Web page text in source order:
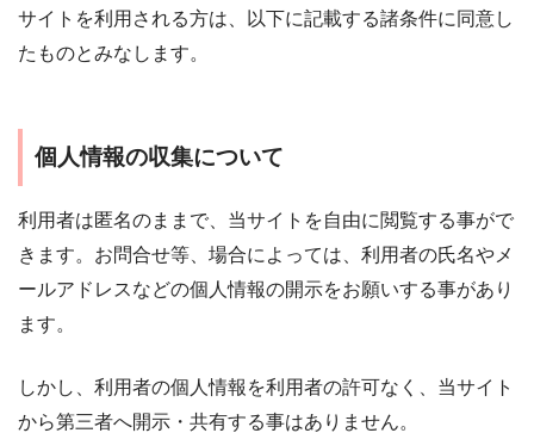
サイトを利用される方は、以下に記載する諸条件に同意し
たものとみなします。
個人情報の収集について
利用者は匿名のままで、当サイトを自由に閲覧する事がで
きます。お問合せ等、場合によっては、利用者の氏名やメ
ールアドレスなどの個人情報の開示をお願いする事があり
ます。
しかし、利用者の個人情報を利用者の許可なく、当サイト
から第三者へ開示・共有する事はありません。